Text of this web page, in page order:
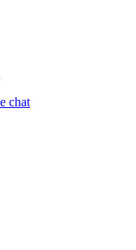
chat